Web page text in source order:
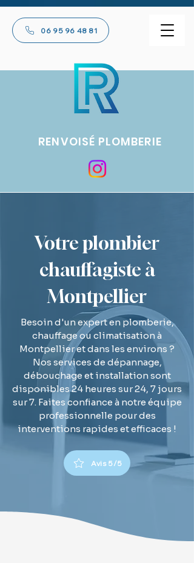
06 95 96 48 81
RENVOISÉ PLOMBERIE
Votre plombier
chauffagiste à
Montpellier
Besoin d'un expert en plomberie,
chauffage ou climatisation à
Montpellier et dans les environs ?
Nos services de dépannage,
débouchage et installation sont
disponibles 24 heures sur 24, 7 jours
sur 7. Faites confiance à notre équipe
professionnelle pour des
interventions rapides et efficaces !
Avis 5/5